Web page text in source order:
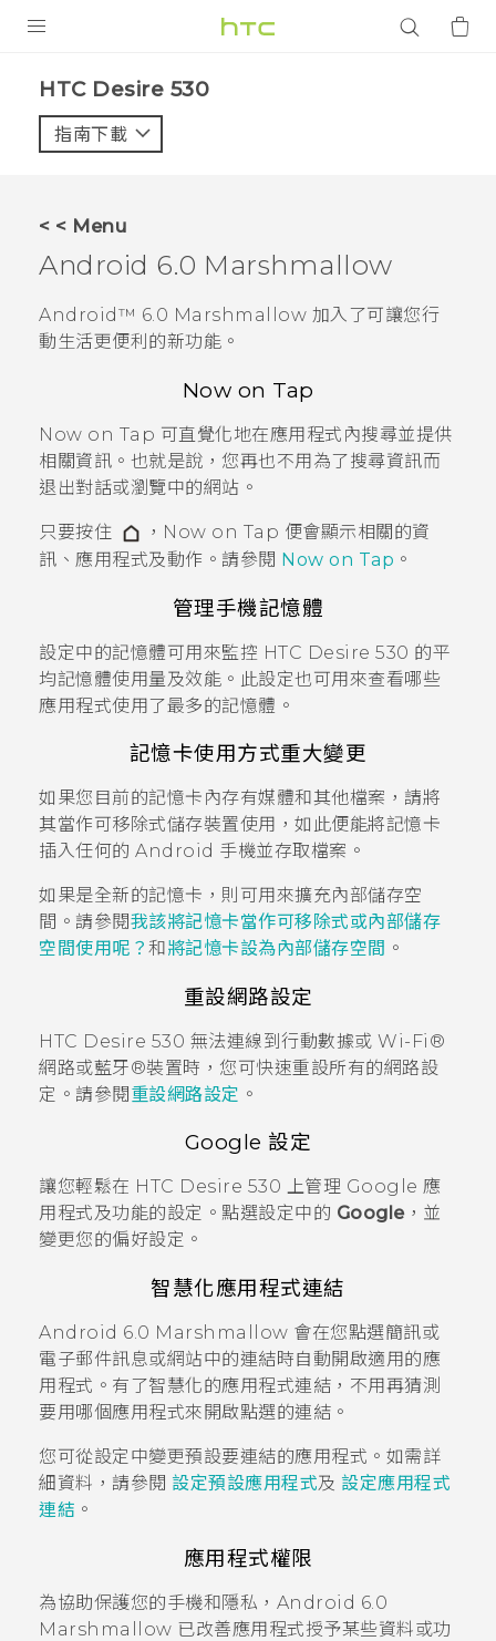
VIVE
應用程式
登入
HTC Desire 530‎
指南下載
< < Menu
Android 6.0 Marshmallow
Android™ 6.0 Marshmallow 加入了可讓您行
動生活更便利的新功能。
Now on Tap
Now on Tap 可直覺化地在應用程式內搜尋並提供
相關資訊。也就是說，您再也不用為了搜尋資訊而
退出對話或瀏覽中的網站。
只要按住 ， Now on Tap 便會顯示相關的資
訊、應用程式及動作。請參閱 Now on Tap 。
管理手機記憶體
設定中的記憶體可用來監控 HTC Desire 530 的平
均記憶體使用量及效能。此設定也可用來查看哪些
應用程式使用了最多的記憶體。
記憶卡使用方式重大變更
如果您目前的記憶卡內存有媒體和其他檔案，請將
其當作可移除式儲存裝置使用，如此便能將記憶卡
插入任何的 Android 手機並存取檔案。
如果是全新的記憶卡，則可用來擴充內部儲存空
間。請參閱我該將記憶卡當作可移除式或內部儲存
空間使用呢？ 和 將記憶卡設為內部儲存空間 。
重設網路設定
HTC Desire 530 無法連線到行動數據或 Wi-Fi®
網路或藍牙®裝置時，您可快速重設所有的網路設
定。請參閱 重設網路設定 。
Google 設定
讓您輕鬆在 HTC Desire 530 上管理 Google 應
用程式及功能的設定。點選設定中的 Google，並
變更您的偏好設定。
智慧化應用程式連結
Android 6.0 Marshmallow 會在您點選簡訊或
電子郵件訊息或網站中的連結時自動開啟適用的應
用程式。有了智慧化的應用程式連結，不用再猜測
要用哪個應用程式來開啟點選的連結。
您可從設定中變更預設要連結的應用程式。如需詳
細資料，請參閱 設定預設應用程式及 設定應用程式
連結 。
應用程式權限
為協助保護您的手機和隱私， Android 6.0
Marshmallow 已改善應用程式授予某些資料或功